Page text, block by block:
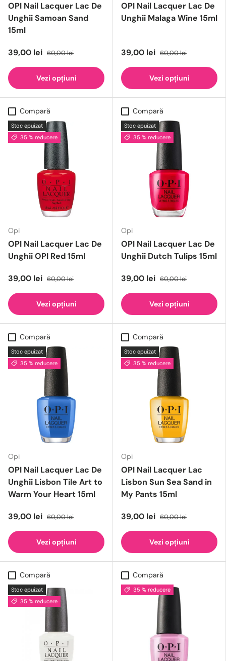
OPI Nail Lacquer Lac De
Unghii Samoan Sand
15ml
39,00 lei 60,00 lei
Vezi opțiuni
OPI Nail Lacquer Lac De
Unghii Malaga Wine 15ml
39,00 lei 60,00 lei
Vezi opțiuni
Compară
Stoc epuizat
35 % reducere
Opi
OPI Nail Lacquer Lac De
Unghii OPI Red 15ml
39,00 lei 60,00 lei
Vezi opțiuni
Compară
Stoc epuizat
35 % reducere
Opi
OPI Nail Lacquer Lac De
Unghii Dutch Tulips 15ml
39,00 lei 60,00 lei
Vezi opțiuni
Compară
Stoc epuizat
35 % reducere
Opi
OPI Nail Lacquer Lac De
Unghii Lisbon Tile Art to
Warm Your Heart 15ml
39,00 lei 60,00 lei
Vezi opțiuni
Compară
Stoc epuizat
35 % reducere
Opi
OPI Nail Lacquer Lac
Lisbon Sun Sea Sand in
My Pants 15ml
39,00 lei 60,00 lei
Vezi opțiuni
Compară
Stoc epuizat
35 % reducere
Compară
35 % reducere